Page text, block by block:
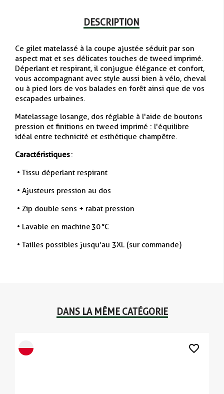
DESCRIPTION
Ce gilet matelassé à la coupe ajustée séduit par son
aspect mat et ses délicates touches de tweed imprimé.
Déperlant et respirant, il conjugue élégance et confort,
vous accompagnant avec style aussi bien à vélo, cheval
ou à pied lors de vos balades en forêt ainsi que de vos
escapades urbaines.
Matelassage losange, dos réglable à l'aide de boutons
pression et finitions en tweed imprimé : l'équilibre
idéal entre technicité et esthétique champêtre.
Caractéristiques:
• Tissu déperlant respirant
• Ajusteurs pression au dos
• Zip double sens + rabat pression
• Lavable en machine 30 °C
• Tailles possibles jusqu’au 3XL (sur commande)
DANS LA MÊME CATÉGORIE
favorite_border